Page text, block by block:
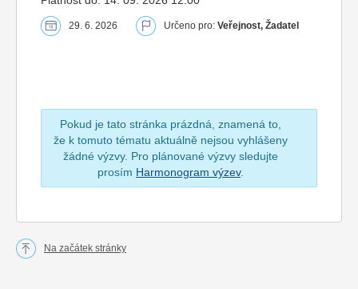
29. 6. 2026 Určeno pro: Veřejnost, Žadatel
Pokud je tato stránka prázdná, znamená to,
že k tomuto tématu aktuálně nejsou vyhlášeny
žádné výzvy. Pro plánované výzvy sledujte
prosím Harmonogram výzev.
Na začátek stránky